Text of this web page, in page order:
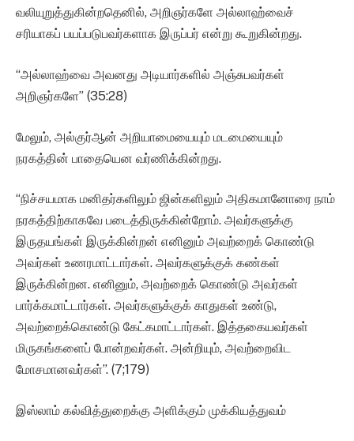
வலியுறுத்துகின்றதெனில், அறிஞர்களே அல்லாஹ்வைச்
சரியாகப் பயப்படுபவர்களாக இருப்பர் என்று கூறுகின்றது.
“அல்லாஹ்வை அவனது அடியார்களில் அஞ்சுபவர்கள்
அறிஞர்களே” (35:28)
மேலும், அல்குர்ஆன் அறியாமையையும் மடமையையும்
நரகத்தின் பாதையென வர்ணிக்கின்றது.
“நிச்சயமாக மனிதர்களிலும் ஜின்களிலும் அதிகமானோரை நாம்
நரகத்திற்காகவே படைத்திருக்கின்றோம். அவர்களுக்கு
இருதயங்கள் இருக்கின்றன் எனினும் அவற்றைக் கொண்டு
அவர்கள் உணரமாட்டார்கள். அவர்களுக்குக் கண்கள்
இருக்கின்றன. எனினும், அவற்றைக் கொண்டு அவர்கள்
பார்க்கமாட்டார்கள். அவர்களுக்குக் காதுகள் உண்டு,
அவற்றைக்கொண்டு கேட்கமாட்டார்கள். இத்தகையவர்கள்
மிருகங்களைப் போன்றவர்கள். அன்றியும், அவற்றைவிட
மோசமானவர்கள்”. (7;179)
இஸ்லாம் கல்வித்துறைக்கு அளிக்கும் முக்கியத்துவம்